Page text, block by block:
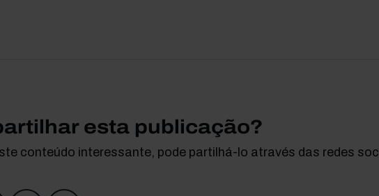
esta publicação?
conteúdo interessante, pode partilhá-lo através das redes